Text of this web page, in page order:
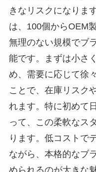
きなリスクになりま
は、100個からOEM
無理のない規模でブ
能です。まずは小さ
め、需要に応じて徐
ことで、在庫リスク
れます。特に初めて
って、この柔軟なス
ります。低コストで
ながら、本格的なブ
められるのが大きな